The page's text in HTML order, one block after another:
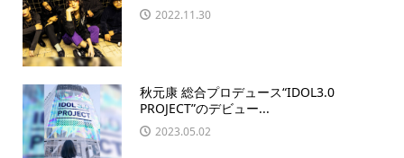
2022.11.30
秋元康 総合プロデュース“IDOL3.0
PROJECT”のデビュー...
2023.05.02